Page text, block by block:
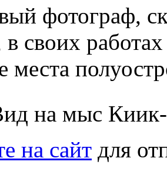
фотограф,
в своих
места
на мыс
на сайт для